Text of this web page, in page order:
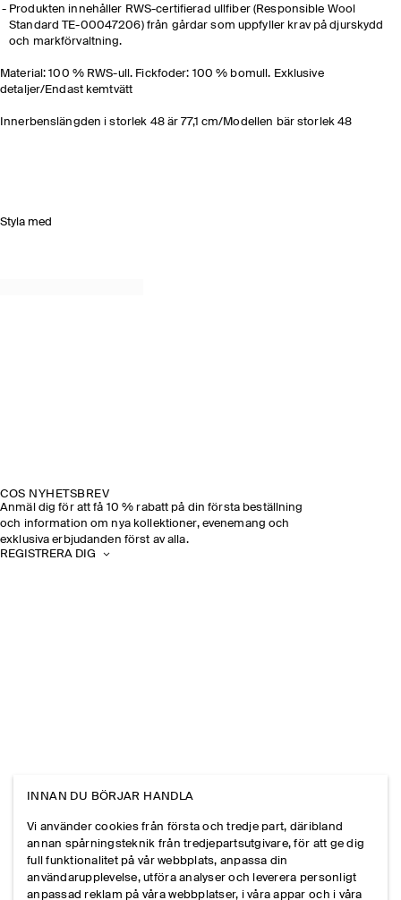
Produkten innehåller RWS-certifierad ullfiber (Responsible Wool
Standard TE-00047206) från gårdar som uppfyller krav på djurskydd
och markförvaltning.
Material: 100 % RWS-ull. Fickfoder: 100 % bomull. Exklusive
detaljer/Endast kemtvätt
Innerbenslängden i storlek 48 är 77,1 cm/Modellen bär storlek 48
Styla med
COS NYHETSBREV
Anmäl dig för att få 10 % rabatt på din första beställning
och information om nya kollektioner, evenemang och
exklusiva erbjudanden först av alla.
REGISTRERA DIG
INNAN DU BÖRJAR HANDLA
Vi använder cookies från första och tredje part, däribland
annan spårningsteknik från tredjepartsutgivare, för att ge dig
full funktionalitet på vår webbplats, anpassa din
användarupplevelse, utföra analyser och leverera personligt
anpassad reklam på våra webbplatser, i våra appar och i våra